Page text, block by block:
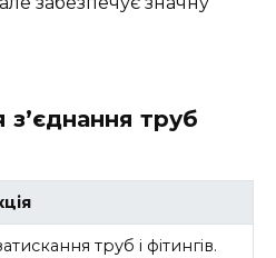
з’єднання труб
труб і фітингів.